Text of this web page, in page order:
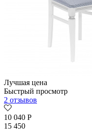
Лучшая цена
Быстрый просмотр
2 отзывов
10 040 Р
15 450